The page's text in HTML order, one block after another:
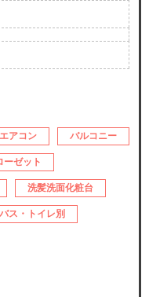
エアコン バルコニー
ーゼット
洗髪洗面化粧台
バス・トイレ別